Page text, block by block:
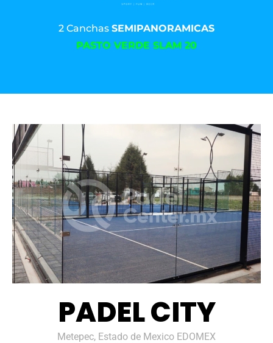
2 Canchas SEMIPANORAMICAS
PASTO VERDE SLAM 20
PADEL CITY
Metepec, Estado de Mexico EDOMEX